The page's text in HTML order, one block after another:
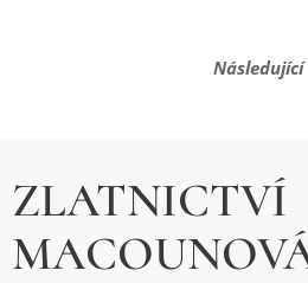
Následující
ZLATNICTVÍ